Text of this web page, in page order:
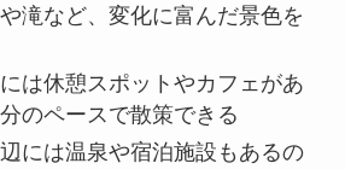
滝など、変化に富んだ景色を
は休憩スポットやカフェがあ
のペースで散策できる
には温泉や宿泊施設もあるの